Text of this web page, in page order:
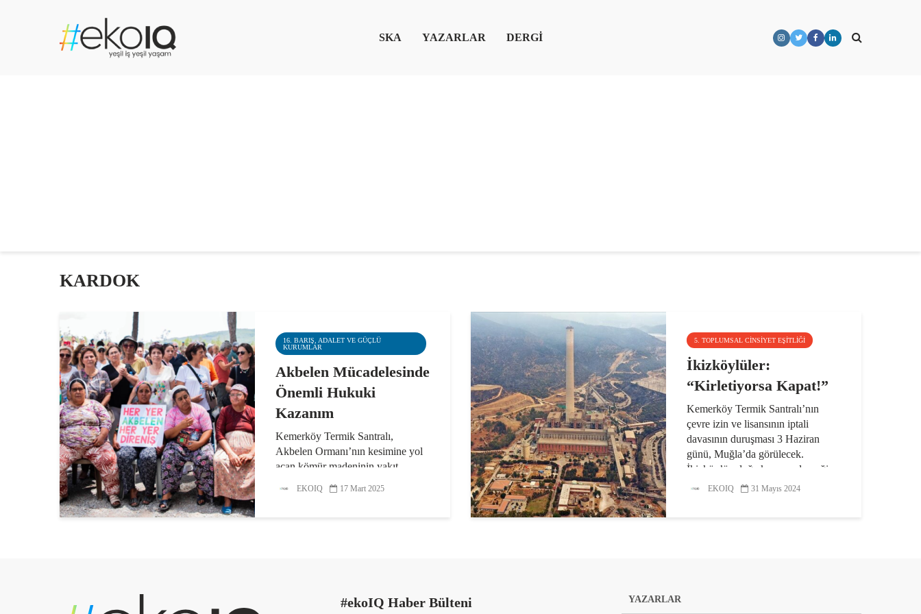
SKA YAZARLAR DERGİ
KARDOK
16. BARIŞ, ADALET VE GÜÇLÜ
KURUMLAR
Akbelen Mücadelesinde
Önemli Hukuki
Kazanım
Kemerköy Termik Santralı,
Akbelen Ormanı’nın kesimine yol
açan kömür madeninin yakıt
Ormanlarının kesilmesini
EKOIQ 17 Mart 2025
5. TOPLUMSAL CINSIYET EŞITLIĞI
İkizköylüler:
“Kirletiyorsa Kapat!”
Kemerköy Termik Santralı’nın
çevre izin ve lisansının iptali
davasının duruşması 3 Haziran
günü, Muğla’da görülecek.
İkizköy’ün doğa koruma derneği
KARDOK, dava öncesinde bir
EKOIQ 31 Mayıs 2024
#ekoIQ Haber Bülteni YAZARLAR